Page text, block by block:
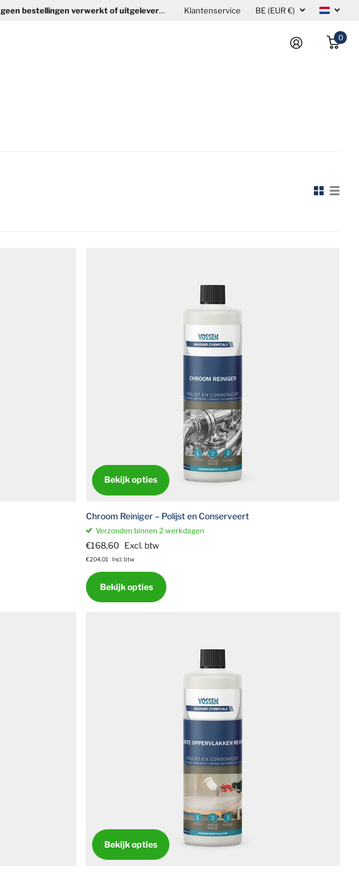
geen bestellingen verwerkt of uitgeleverd . Om uw levering vóór onze vakantieperiode te
Klantenservice BE (EUR €)
0
Bekijk opties
Chroom Reiniger – Polijst en Conserveert
Verzonden binnen 2 werkdagen
€168,60 Excl. btw
€204,01 Incl. btw
Bekijk opties
Bekijk opties